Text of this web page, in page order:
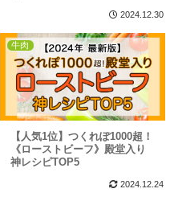
2024.12.30
牛肉
【人気1位】つくれぽ1000超！
《ローストビーフ》殿堂入り
神レシピTOP5
2024.12.24